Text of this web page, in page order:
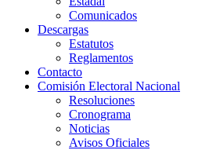
Comunicados
Descargas
Estatutos
Reglamentos
Contacto
Comisión Electoral Nacional
Resoluciones
Cronograma
Noticias
Avisos Oficiales